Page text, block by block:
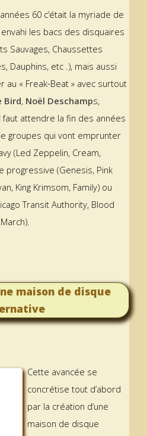
60 c’était la myriade de
les bacs des disquaires
Sauvages, Chaussettes
Dauphins, etc .), mais aussi
au « Freak-Beat » avec surtout
Bird, Noël Deschamps,
faut attendre la fin des années
groupes qui vont emprunter
(Led Zeppelin, Cream,
progressive (Genesis, Pink
King Krimsom, Family) ou
Transit Authority, Blood
maison de disque
Cette avancée se
concrétise tout d’abord
par la création d’une
maison de disque